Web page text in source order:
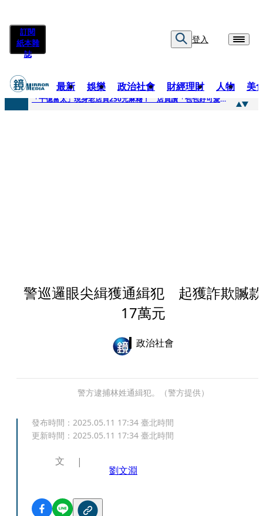
訂閱
紙本雜
誌
登入
最新 娛樂 政治社會 財經理財 人物 美
快訊
「千億富太」現身老店買250元麻糬！ 店員讚「包包好可愛」她笑回：我自己做的
警巡邏眼尖緝獲通緝犯 起獲詐欺贓款
17萬元
政治社會
警方逮捕林姓通緝犯。（警方提供）
發布時間： 2025.05.11 17:34 臺北時間
更新時間： 2025.05.11 17:34 臺北時間
文
劉文淵